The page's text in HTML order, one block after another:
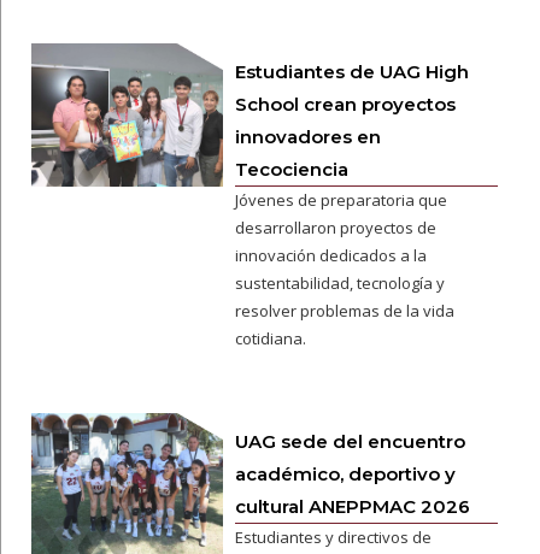
Estudiantes de UAG High
School crean proyectos
innovadores en
Tecociencia
Jóvenes de preparatoria que
desarrollaron proyectos de
innovación dedicados a la
sustentabilidad, tecnología y
resolver problemas de la vida
cotidiana.
UAG sede del encuentro
académico, deportivo y
cultural ANEPPMAC 2026
Estudiantes y directivos de